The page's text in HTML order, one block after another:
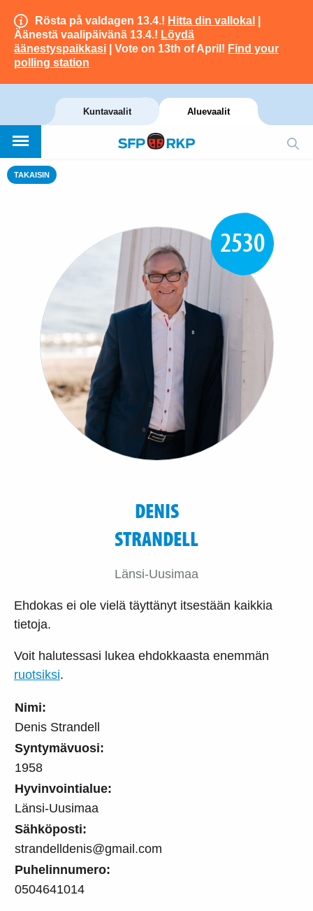
Rösta på valdagen 13.4.! Hitta din vallokal
Äänestä vaalipäivänä 13.4.! Löydä
äänestyspaikkasi | Vote on 13th of April! Find your
polling station
Kuntavaalit Aluevaalit
TAKAISIN
Nimi:
Denis Strandell
Syntymävuosi:
1958
Hyvinvointialue:
Länsi-Uusimaa
Sähköposti:
strandelldenis@gmail.com
Puhelinnumero:
0504641014
2530
DENIS
STRANDELL
Länsi-Uusimaa
Ehdokas ei ole vielä täyttänyt itsestään kaikkia
tietoja.
Voit halutessasi lukea ehdokkaasta enemmän
ruotsiksi.